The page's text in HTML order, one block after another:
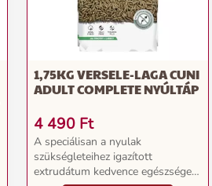
1,75KG VERSELE-LAGA CUNI
ADULT COMPLETE NYÚLTÁP
4 490 Ft
A speciálisan a nyulak
szükségleteihez igazított
extrudátum kedvence egészséges